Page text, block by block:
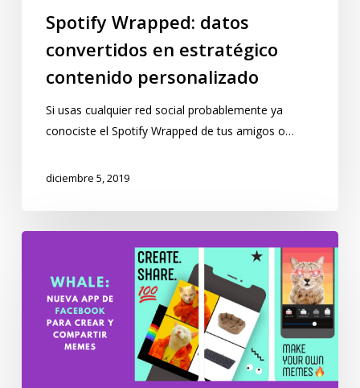
Spotify Wrapped: datos
convertidos en estratégico
contenido personalizado
Si usas cualquier red social probablemente ya
conociste el Spotify Wrapped de tus amigos o…
diciembre 5, 2019